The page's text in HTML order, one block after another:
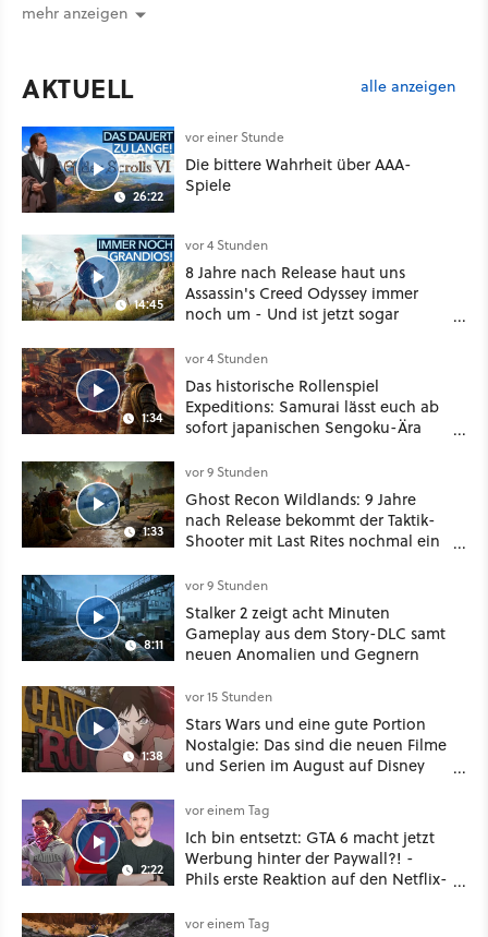
mehr anzeigen
AKTUELL alle anzeigen
26:22
vor einer Stunde
Die bittere Wahrheit über AAA-
Spiele
14:45
vor 4 Stunden
8 Jahre nach Release haut uns
Assassin's Creed Odyssey immer
noch um - Und ist jetzt sogar
1:34
vor 4 Stunden
Das historische Rollenspiel
Expeditions: Samurai lässt euch ab
sofort japanischen Sengoku-Ära
oder Diplomatie
1:33
vor 9 Stunden
Ghost Recon Wildlands: 9 Jahre
nach Release bekommt der Taktik-
Shooter mit Last Rites nochmal ein
8:11
vor 9 Stunden
Stalker 2 zeigt acht Minuten
Gameplay aus dem Story-DLC samt
neuen Anomalien und Gegnern
1:38
vor 15 Stunden
Stars Wars und eine gute Portion
Nostalgie: Das sind die neuen Filme
und Serien im August auf Disney
2:22
vor einem Tag
Ich bin entsetzt: GTA 6 macht jetzt
Werbung hinter der Paywall?! -
Phils erste Reaktion auf den Netflix-
vor einem Tag